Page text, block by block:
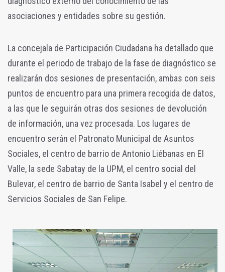
asociaciones y entidades sobre su gestión.
La concejala de Participación Ciudadana ha detallado que
durante el periodo de trabajo de la fase de diagnóstico se
realizarán dos sesiones de presentación, ambas con seis
puntos de encuentro para una primera recogida de datos,
a las que le seguirán otras dos sesiones de devolución
de información, una vez procesada. Los lugares de
encuentro serán el Patronato Municipal de Asuntos
Sociales, el centro de barrio de Antonio Liébanas en El
Valle, la sede Sabatay de la UPM, el centro social del
Bulevar, el centro de barrio de Santa Isabel y el centro de
Servicios Sociales de San Felipe.